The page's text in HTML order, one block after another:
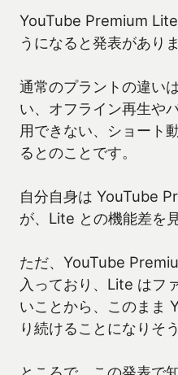
YouTube Premium
うになると発表がありま
通常のプラントの違い
い、オフライン再生や
用できない、ショート
るとのことです。
自分自身は YouTube
が、Lite との機能差を
ただ、YouTube
入っており、Lite はフ
いことから、このまま
り続けることになりそう